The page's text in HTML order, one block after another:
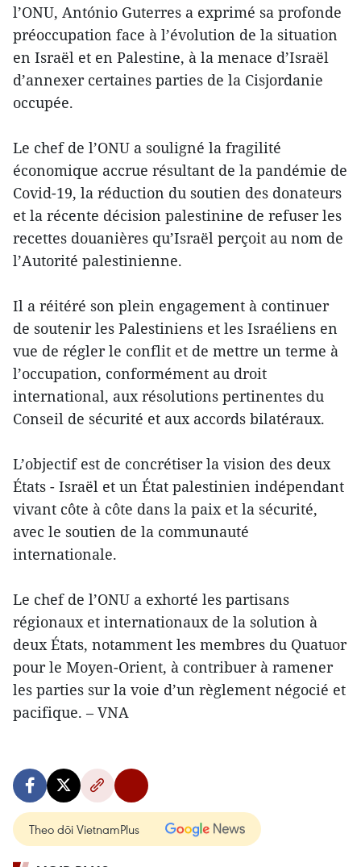
l’ONU, António Guterres a exprimé sa profonde
préoccupation face à l’évolution de la situation
en Israël et en Palestine, à la menace d’Israël
d’annexer certaines parties de la Cisjordanie
occupée.
Le chef de l’ONU a souligné la fragilité
économique accrue résultant de la pandémie de
Covid-19, la réduction du soutien des donateurs
et la récente décision palestinine de refuser les
recettes douanières qu’Israël perçoit au nom de
l’Autorité palestinienne.
Il a réitéré son plein engagement à continuer
de soutenir les Palestiniens et les Israéliens en
vue de régler le conflit et de mettre un terme à
l’occupation, conformément au droit
international, aux résolutions pertinentes du
Conseil de sécurité et aux accords bilatéraux.
L’objectif est de concrétiser la vision des deux
États - Israël et un État palestinien indépendant
vivant côte à côte dans la paix et la sécurité,
avec le soutien de la communauté
internationale.
Le chef de l’ONU a exhorté les partisans
régionaux et internationaux de la solution à
deux États, notamment les membres du Quatuor
pour le Moyen-Orient, à contribuer à ramener
les parties sur la voie d’un règlement négocié et
pacifique. – VNA
Theo dõi VietnamPlus